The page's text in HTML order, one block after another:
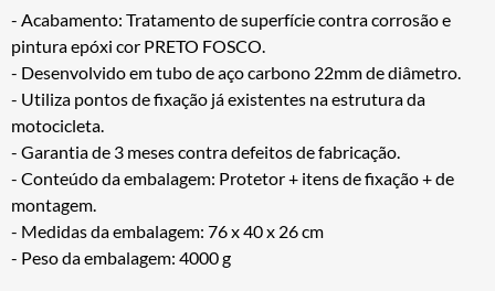
- Acabamento: Tratamento de superfície contra corrosão e
pintura epóxi cor PRETO FOSCO.
- Desenvolvido em tubo de aço carbono 22mm de diâmetro.
- Utiliza pontos de fixação já existentes na estrutura da
motocicleta.
- Garantia de 3 meses contra defeitos de fabricação.
- Conteúdo da embalagem: Protetor + itens de fixação + de
montagem.
- Medidas da embalagem: 76 x 40 x 26 cm
- Peso da embalagem: 4000 g